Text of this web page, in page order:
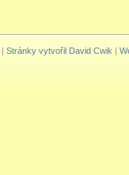
Stránky vytvořil David Cwik